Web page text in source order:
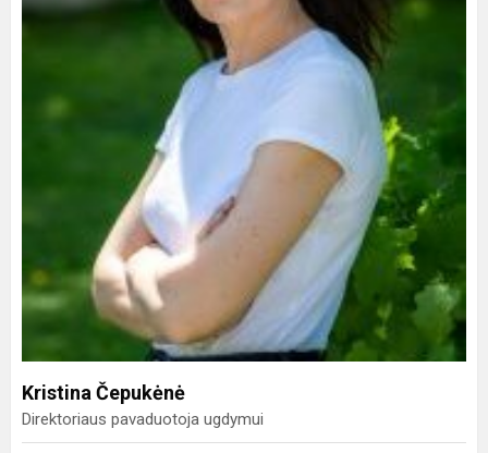
Kristina Čepukėnė
Direktoriaus pavaduotoja ugdymui